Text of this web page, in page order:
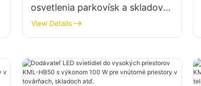
osvetlenia parkovísk a skladov
KML-FL2C 200W LED reflektor
View Details